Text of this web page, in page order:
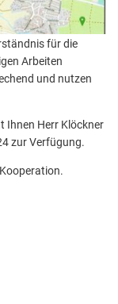
für die
Arbeiten
und nutzen
Ihnen Herr Klöckner
zur Verfügung.